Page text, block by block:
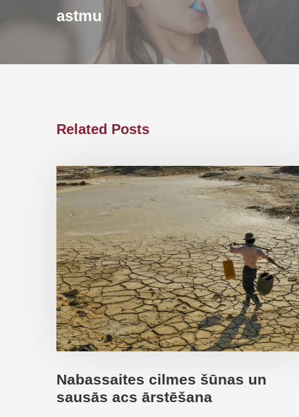
astmu
Related Posts
Nabassaites cilmes šūnas un
sausās acs ārstēšana